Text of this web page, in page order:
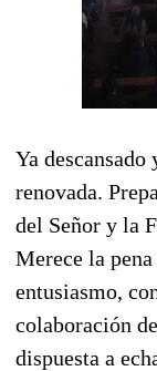
Ya
renovada.
del Señor y la
Merece la
entusiasmo,
colaboración
dispuesta a